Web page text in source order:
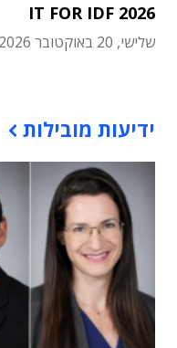
IT FOR IDF 2026
שלישי, 20 באוקטובר 2026
ידיעות מובילות